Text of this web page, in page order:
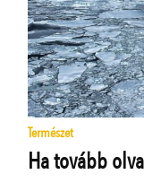
Természet
Ha tovább